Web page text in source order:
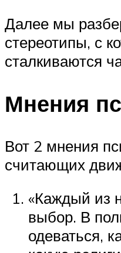
Далее мы
стереотипы, с
сталкиваются
Мнения
Вот 2 мнения
считающих
«Каждый из
выбор. В
одеваться,